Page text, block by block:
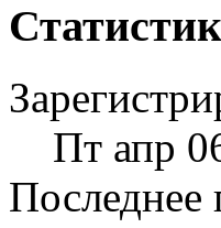
Пт апр
Последнее